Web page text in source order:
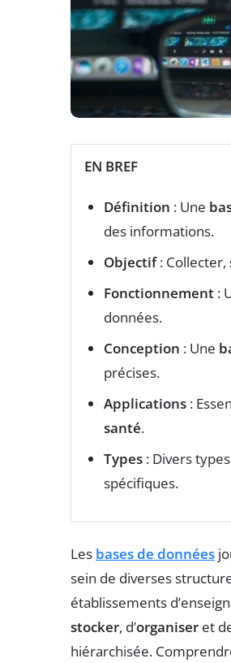
EN BREF
Définition : Une
des informations.
Objectif: Collecter,
Fonctionnement :
données.
Conception : Une
précises.
Applications :
santé.
Types : Divers
spécifiques.
Les bases de données
sein de diverses
établissements
stocker, d’organiser et
hiérarchisée.